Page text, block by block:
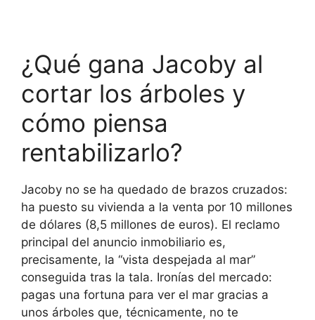
¿Qué gana Jacoby al
cortar los árboles y
cómo piensa
rentabilizarlo?
Jacoby no se ha quedado de brazos cruzados:
ha puesto su vivienda a la venta por 10 millones
de dólares (8,5 millones de euros). El reclamo
principal del anuncio inmobiliario es,
precisamente, la “vista despejada al mar”
conseguida tras la tala. Ironías del mercado:
pagas una fortuna para ver el mar gracias a
unos árboles que, técnicamente, no te